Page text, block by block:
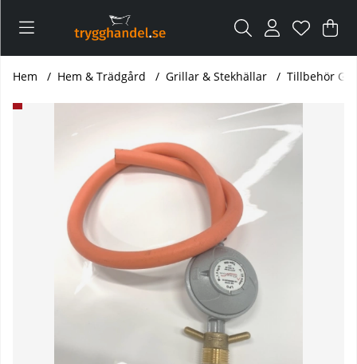
.
Hem Hem & Trädgård Grillar & Stekhällar Tillbehör
Produktbilder Regulator och slang